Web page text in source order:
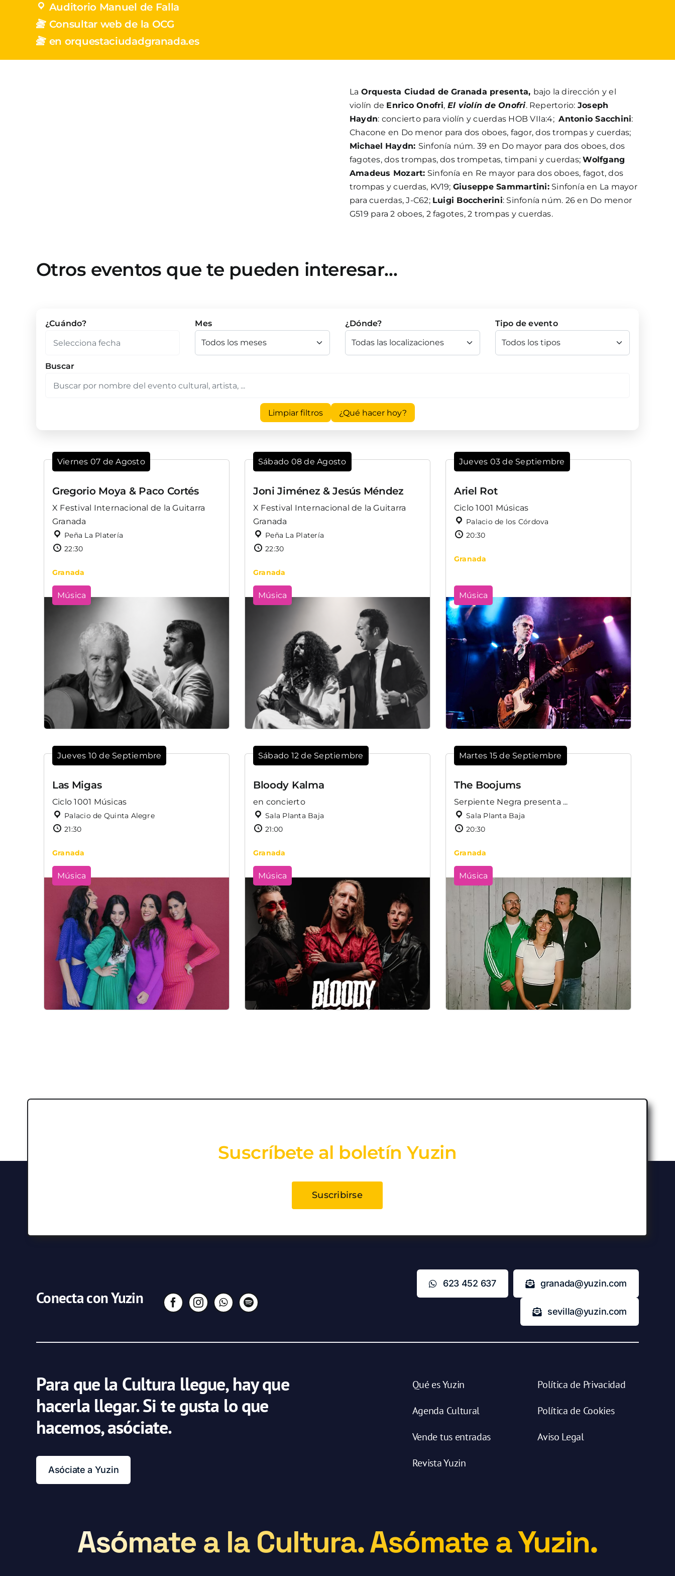
Auditorio Manuel de Falla
Consultar web de la OCG
en orquestaciudadgranada.es
La Orquesta Ciudad de Granada presenta, bajo la dirección y el
violín de Enrico Onofri, El violín de Onofri. Repertorio: Joseph
Haydn: concierto para violín y cuerdas HOB VIIa:4;Antonio Sacchini:
Chacone en Do menor para dos oboes, fagor, dos trompas y cuerdas;
Michael Haydn: Sinfonía núm. 39 en Do mayor para dos oboes, dos
fagotes, dos trompas, dos trompetas, timpani y cuerdas;Wolfgang
Amadeus Mozart: Sinfonía en Re mayor para dos oboes, fagot, dos
trompas y cuerdas, KV19; Giuseppe Sammartini:Sinfonía en La mayor
para cuerdas, J-C62; Luigi Boccherini: Sinfonía núm. 26 en Do menor
G519 para 2 oboes, 2 fagotes, 2 trompas y cuerdas.
Otros eventos que te pueden interesar…
¿Cuándo? Mes ¿Dónde? Tipo de evento
Buscar
Limpiar filtros ¿Qué hacer hoy?
Viernes 07 de Agosto
Gregorio Moya & Paco Cortés
X Festival Internacional de la Guitarra
Granada
Peña La Platería
22:30
Granada
Música
Sábado 08 de Agosto
Joni Jiménez & Jesús Méndez
X Festival Internacional de la Guitarra
Granada
Peña La Platería
22:30
Granada
Música
Jueves 03 de Septiembre
Ariel Rot
Ciclo 1001 Músicas
Palacio de los Córdova
20:30
Granada
Música
Jueves 10 de Septiembre
Las Migas
Ciclo 1001 Músicas
Palacio de Quinta Alegre
21:30
Granada
Música
Sábado 12 de Septiembre
Bloody Kalma
en concierto
Sala Planta Baja
21:00
Granada
Música
Martes 15 de Septiembre
The Boojums
Serpiente Negra presenta ...
Sala Planta Baja
20:30
Granada
Música
Suscríbete al boletín Yuzin
Suscribirse
Conecta con Yuzin
623 452 637 granada@yuzin.com
sevilla@yuzin.com
Para que la Cultura llegue, hay que
hacerla llegar. Si te gusta lo que
hacemos, asóciate.
Asóciate a Yuzin
Qué es Yuzin
Agenda Cultural
Vende tus entradas
Revista Yuzin
Política de Privacidad
Política de Cookies
Aviso Legal
Asómate a la Cultura. Asómate a Yuzin.